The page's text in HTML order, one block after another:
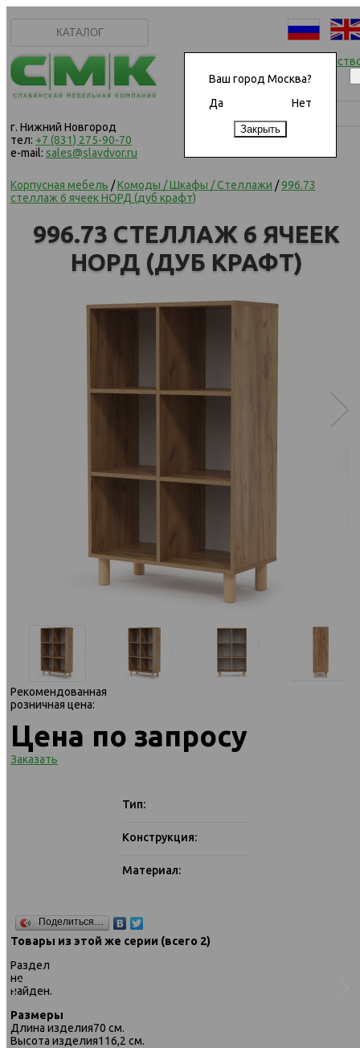
Ваш город Москва?
Да
Нет
КАТАЛОГ
г. Нижний Новгород
тел: +7 (831) 275-90-70
e-mail: sales@slavdvor.ru
Начать
Корпусная мебель /Комоды / Шкафы / Стеллажи /996.73
стеллаж 6 ячеек НОРД (дуб крафт)
Рекомендованная
розничная цена:
Цена по запросу
Заказать
Тип:
Конструкция:
Материал:
Поделиться…
996.73 СТЕЛЛАЖ 6 ЯЧЕЕК
НОРД (ДУБ КРАФТ)
Товары из этой же серии (всего 2)
Раздел
не
найден.
Размеры
Длина изделия70 см.
Высота изделия116,2 см.